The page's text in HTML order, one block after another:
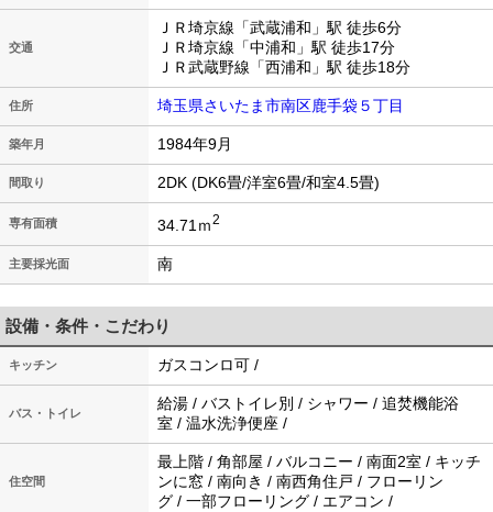
交通
ＪＲ埼京線「武蔵浦和」駅 徒歩6分
ＪＲ埼京線「中浦和」駅 徒歩17分
ＪＲ武蔵野線「西浦和」駅 徒歩18分
住所 埼玉県さいたま市南区鹿手袋５丁目
築年月 1984年9月
間取り 2DK (DK6畳/洋室6畳/和室4.5畳)
専有面積 34.71ｍ2
主要採光面 南
設備・条件・こだわり
キッチン ガスコンロ可 /
バス・トイレ
給湯 / バストイレ別 / シャワー / 追焚機能浴
室 / 温水洗浄便座 /
住空間
最上階 / 角部屋 / バルコニー / 南面2室 / キッチ
ンに窓 / 南向き / 南西角住戸 / フローリン
グ / 一部フローリング / エアコン /